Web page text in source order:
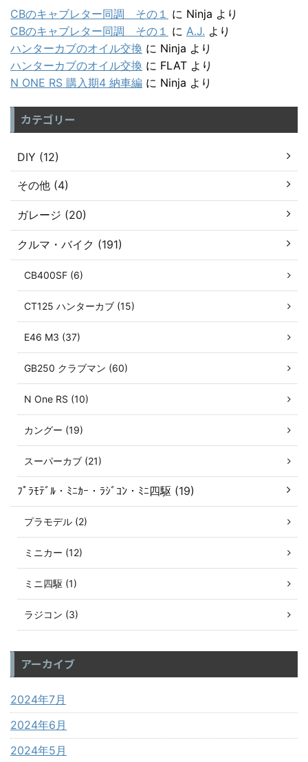
CBのキャブレター同調 その１ に Ninja より
CBのキャブレター同調 その１ に A.J. より
ハンターカブのオイル交換 に Ninja より
ハンターカブのオイル交換 に FLAT より
N ONE RS 購入期4 納車編 に Ninja より
カテゴリー
DIY (12)
その他 (4)
ガレージ (20)
クルマ・バイク (191)
CB400SF (6)
CT125 ハンターカブ (15)
E46 M3 (37)
GB250 クラブマン (60)
N One RS (10)
カングー (19)
スーパーカブ (21)
ﾌﾟﾗﾓﾃﾞﾙ・ﾐﾆｶｰ・ﾗｼﾞｺﾝ・ﾐﾆ四駆 (19)
プラモデル (2)
ミニカー (12)
ミニ四駆 (1)
ラジコン (3)
アーカイブ
2024年7月
2024年6月
2024年5月